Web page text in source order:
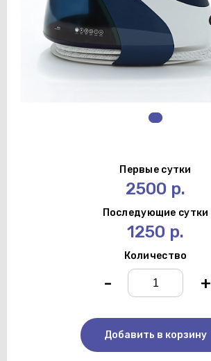
Первые сутки
2500 р.
Последующие сутки
1250 р.
Количество
- +
Добавить в корзину